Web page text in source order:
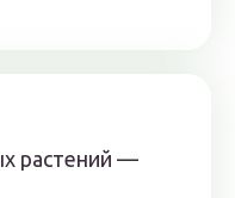
растений —